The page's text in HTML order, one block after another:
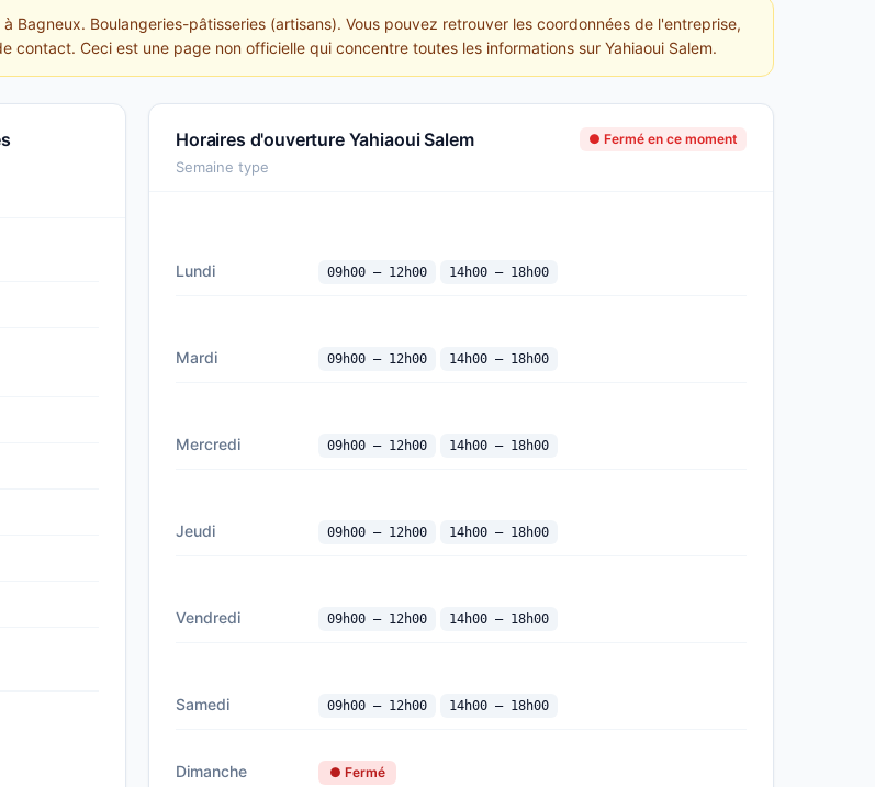
Bagneux. Boulangeries-pâtisseries (artisans). Vous pouvez retrouver les coordonnées de l'entreprise,
contact. Ceci est une page non officielle qui concentre toutes les informations sur Yahiaoui Salem.
Horaires d'ouverture Yahiaoui Salem ● Fermé en ce moment
Semaine type
Lundi 09h00 — 12h00 14h00 — 18h00
Mardi 09h00 — 12h00 14h00 — 18h00
Mercredi 09h00 — 12h00 14h00 — 18h00
Jeudi 09h00 — 12h00 14h00 — 18h00
Vendredi 09h00 — 12h00 14h00 — 18h00
Samedi 09h00 — 12h00 14h00 — 18h00
Dimanche ● Fermé